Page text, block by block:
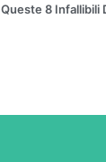
Queste 8 Infallibili